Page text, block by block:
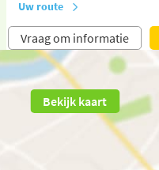
Uw route
Vraag om informatie
Bekijk kaart